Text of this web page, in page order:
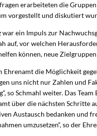
erarbeiteten die
vorgestellt und diskutiert
ein Impuls zur
auf, vor welchen
können, neue
Ehrenamt die Möglichkeit
uns nicht nur Zahlen und
so Schmahl weiter. Das
über die nächsten Schritte
Austausch bedanken und
umzusetzen“, so der